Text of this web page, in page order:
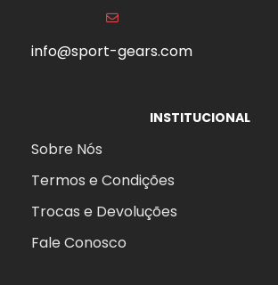
info@sport-gears.com
INSTITUCIONAL
Sobre Nós
Termos e Condições
Trocas e Devoluções
Fale Conosco